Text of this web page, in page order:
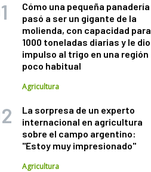
Cómo una pequeña panadería
pasó a ser un gigante de la
molienda, con capacidad para
1000 toneladas diarias y le dio
impulso al trigo en una región
poco habitual
Agricultura
La sorpresa de un experto
internacional en agricultura
sobre el campo argentino:
"Estoy muy impresionado"
Agricultura